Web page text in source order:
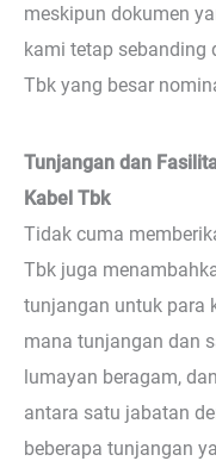
meskipun dokumen
kami tetap sebanding
Tbk yang besar
Tunjangan dan
Kabel Tbk
Tidak cuma
Tbk juga
tunjangan untuk para
mana tunjangan dan
lumayan beragam,
antara satu jabatan
beberapa tunjangan